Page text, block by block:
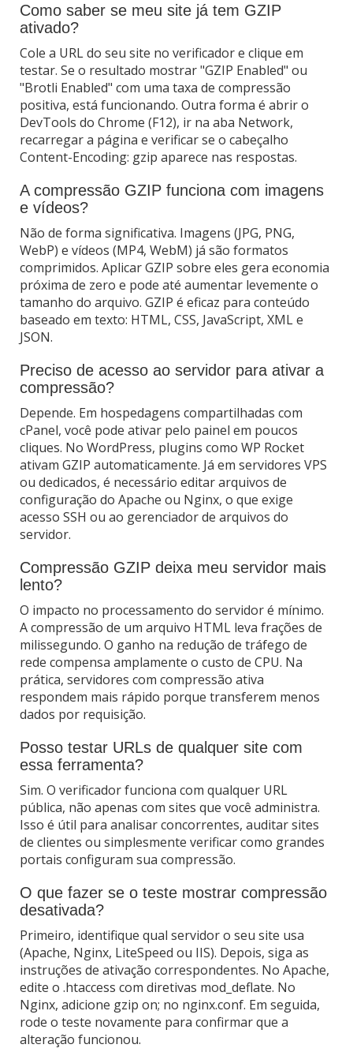
Como saber se meu site já tem GZIP
ativado?
Cole a URL do seu site no verificador e clique em
testar. Se o resultado mostrar "GZIP Enabled" ou
"Brotli Enabled" com uma taxa de compressão
positiva, está funcionando. Outra forma é abrir o
DevTools do Chrome (F12), ir na aba Network,
recarregar a página e verificar se o cabeçalho
Content-Encoding: gzip aparece nas respostas.
A compressão GZIP funciona com imagens
e vídeos?
Não de forma significativa. Imagens (JPG, PNG,
WebP) e vídeos (MP4, WebM) já são formatos
comprimidos. Aplicar GZIP sobre eles gera economia
próxima de zero e pode até aumentar levemente o
tamanho do arquivo. GZIP é eficaz para conteúdo
baseado em texto: HTML, CSS, JavaScript, XML e
JSON.
Preciso de acesso ao servidor para ativar a
compressão?
Depende. Em hospedagens compartilhadas com
cPanel, você pode ativar pelo painel em poucos
cliques. No WordPress, plugins como WP Rocket
ativam GZIP automaticamente. Já em servidores VPS
ou dedicados, é necessário editar arquivos de
configuração do Apache ou Nginx, o que exige
acesso SSH ou ao gerenciador de arquivos do
servidor.
Compressão GZIP deixa meu servidor mais
lento?
O impacto no processamento do servidor é mínimo.
A compressão de um arquivo HTML leva frações de
milissegundo. O ganho na redução de tráfego de
rede compensa amplamente o custo de CPU. Na
prática, servidores com compressão ativa
respondem mais rápido porque transferem menos
dados por requisição.
Posso testar URLs de qualquer site com
essa ferramenta?
Sim. O verificador funciona com qualquer URL
pública, não apenas com sites que você administra.
Isso é útil para analisar concorrentes, auditar sites
de clientes ou simplesmente verificar como grandes
portais configuram sua compressão.
O que fazer se o teste mostrar compressão
desativada?
Primeiro, identifique qual servidor o seu site usa
(Apache, Nginx, LiteSpeed ou IIS). Depois, siga as
instruções de ativação correspondentes. No Apache,
edite o .htaccess com diretivas mod_deflate. No
Nginx, adicione gzip on; no nginx.conf. Em seguida,
rode o teste novamente para confirmar que a
alteração funcionou.